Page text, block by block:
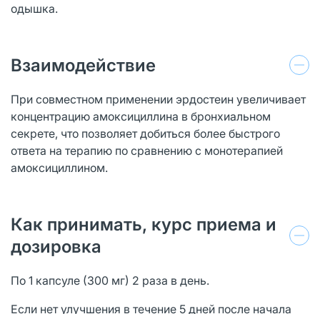
одышка.
Взаимодействие
При совместном применении эрдостеин увеличивает
концентрацию амоксициллина в бронхиальном
секрете, что позволяет добиться более быстрого
ответа на терапию по сравнению с монотерапией
амоксициллином.
Как принимать, курс приема и
дозировка
По 1 капсуле (300 мг) 2 раза в день.
Если нет улучшения в течение 5 дней после начала